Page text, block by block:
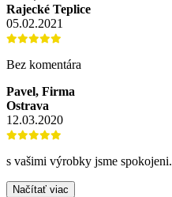
Rajecké Teplice
05.02.2021
Bez komentára
Pavel, Firma
Ostrava
12.03.2020
s vašimi výrobky jsme spokojeni.
Načítať viac